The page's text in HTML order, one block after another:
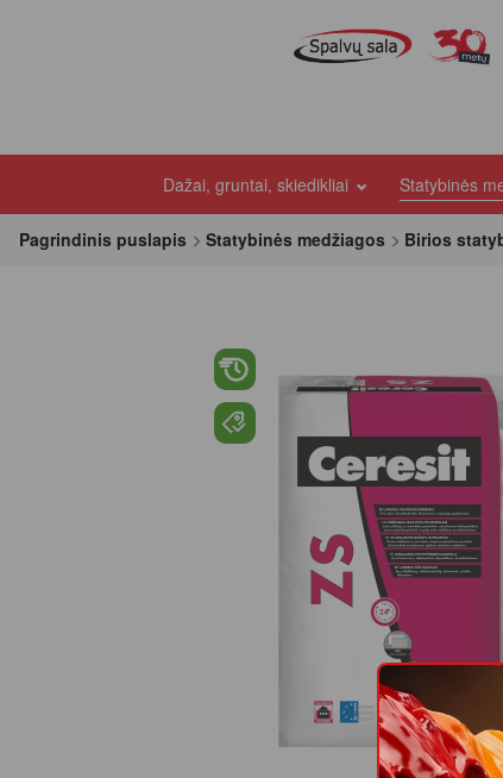
Dažai, gruntai, skiedikliai Statybinės
Pagrindinis puslapis
Statybinės medžiagos Birios